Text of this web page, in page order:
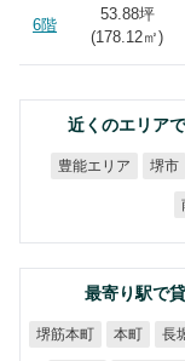
6階
53.88坪
(178.12㎡)
近くのエリア
豊能エリア 堺市
最寄り駅で
堺筋本町 本町 長